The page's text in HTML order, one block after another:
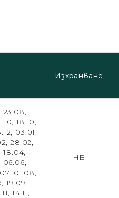
Изхранване
23.08,
18.10,
03.01,
28.02,
18.04,
06.06,
01.08,
19.09,
14.11,
HB